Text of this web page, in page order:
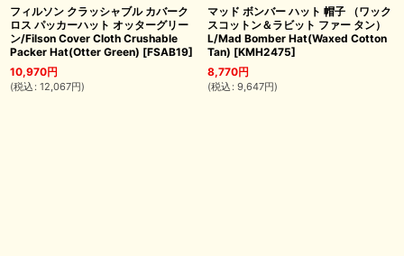
フィルソン クラッシャブル カバーク
ロス パッカーハット オッターグリー
ン/Filson Cover Cloth Crushable
Packer Hat(Otter Green) [FSAB19]
10,970円
(税込 : 12,067円)
マッド ボンバー ハット 帽子 （ワック
スコットン＆ラビット ファー タン）
L/Mad Bomber Hat(Waxed Cotton
Tan) [KMH2475]
8,770円
(税込 : 9,647円)